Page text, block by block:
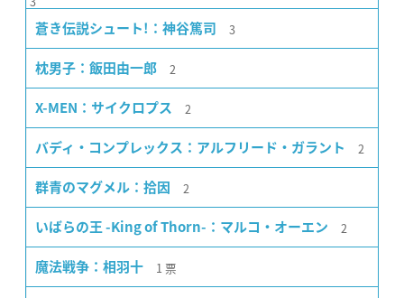
蒼き伝説シュート!：神谷篤司 3
枕男子：飯田由一郎 2
X-MEN：サイクロプス 2
バディ・コンプレックス：アルフリード・ガラント 2
群青のマグメル：拾因 2
いばらの王 -King of Thorn-：マルコ・オーエン 2
魔法戦争：相羽十 1 票